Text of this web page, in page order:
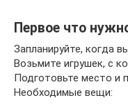
Первое что
Запланируйте, когда
Возьмите игрушек, с
Подготовьте место и
Необходимые вещи: